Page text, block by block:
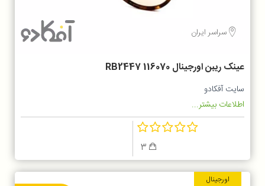
سراسر ایران
عینک ریبن اورجینال RB2447 116070
سایت آفکادو
اطلاعات بیشتر...
3
اورجینال